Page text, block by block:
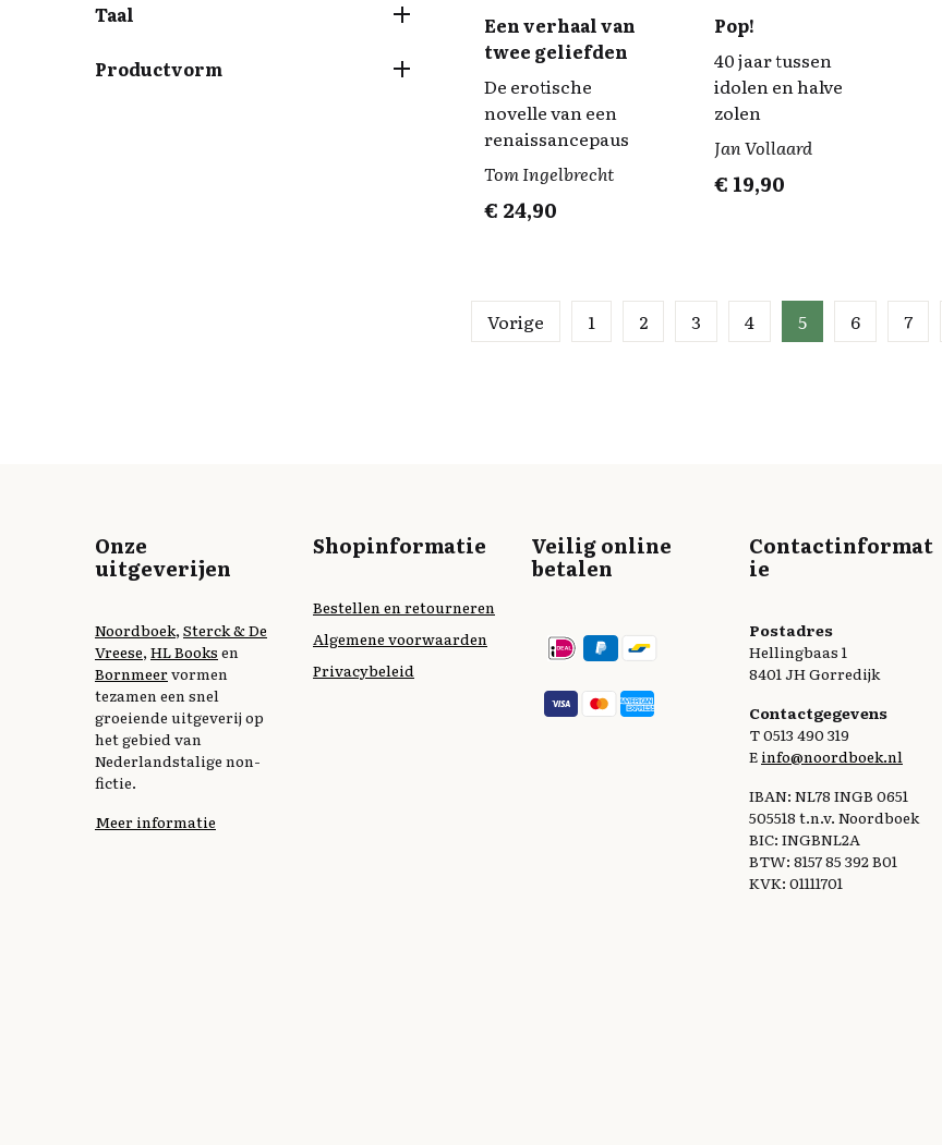
Een verhaal van
twee geliefden
De erotische
novelle van een
renaissancepaus
Tom Ingelbrecht
€ 24,90
Pop!
40 jaar tussen
idolen en halve
zolen
Jan Vollaard
€ 19,90
Vorige 1 2 3 4 5 6 7
Taal
Productvorm
Onze
uitgeverijen
Noordboek, Sterck & De
Vreese, HL Books en
Bornmeervormen
tezamen een snel
groeiende uitgeverij op
het gebied van
Nederlandstalige non-
fictie.
Meer informatie
Shopinformatie
Bestellen en retourneren
Algemene voorwaarden
Privacybeleid
Veilig online
betalen
Contactinformat
ie
Postadres
Hellingbaas 1
8401 JH Gorredijk
Contactgegevens
T 0513 490 319
E info@noordboek.nl
IBAN: NL78 INGB 0651
505518 t.n.v. Noordboek
BIC: INGBNL2A
BTW: 8157 85 392 B01
KVK: 01111701